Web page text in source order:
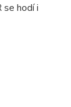
hodí i